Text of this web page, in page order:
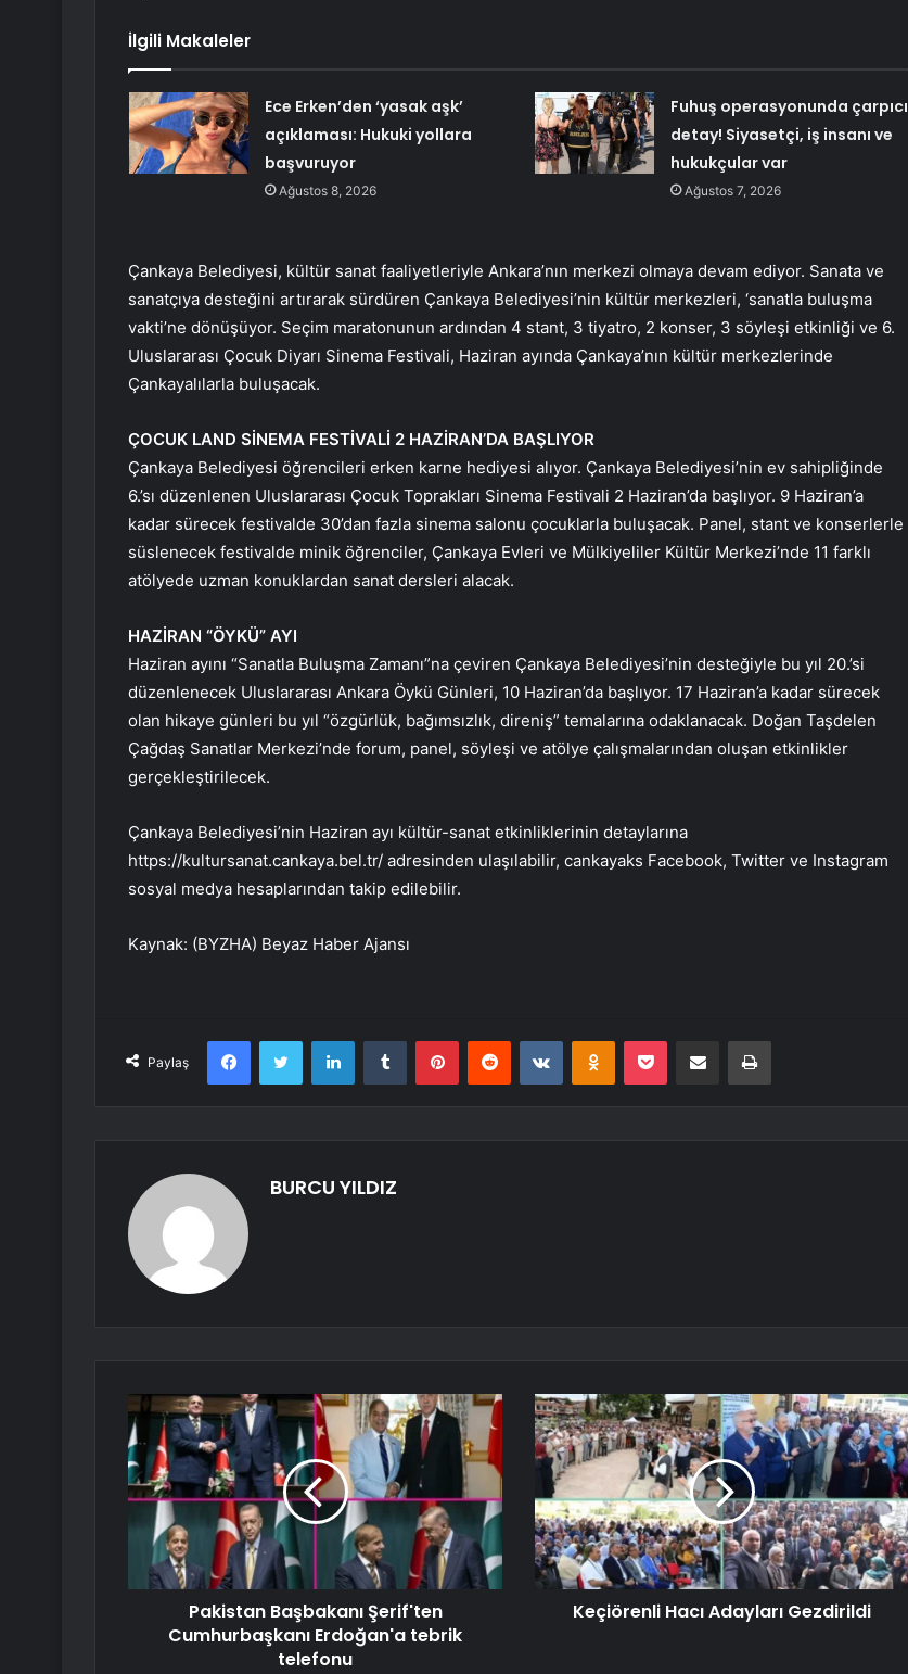
İlgili Makaleler
Ece Erken’den ‘yasak aşk’
açıklaması: Hukuki yollara
başvuruyor
Ağustos 8, 2026
Fuhuş operasyonunda çarpıcı
detay! Siyasetçi, iş insanı ve
hukukçular var
Ağustos 7, 2026
Çankaya Belediyesi, kültür sanat faaliyetleriyle Ankara’nın merkezi olmaya devam ediyor. Sanata ve
sanatçıya desteğini artırarak sürdüren Çankaya Belediyesi’nin kültür merkezleri, ‘sanatla buluşma
vakti’ne dönüşüyor. Seçim maratonunun ardından 4 stant, 3 tiyatro, 2 konser, 3 söyleşi etkinliği ve 6.
Uluslararası Çocuk Diyarı Sinema Festivali, Haziran ayında Çankaya’nın kültür merkezlerinde
Çankayalılarla buluşacak.
ÇOCUK LAND SİNEMA FESTİVALİ 2 HAZİRAN’DA BAŞLIYOR
Çankaya Belediyesi öğrencileri erken karne hediyesi alıyor. Çankaya Belediyesi’nin ev sahipliğinde
6.’sı düzenlenen Uluslararası Çocuk Toprakları Sinema Festivali 2 Haziran’da başlıyor. 9 Haziran’a
kadar sürecek festivalde 30’dan fazla sinema salonu çocuklarla buluşacak. Panel, stant ve konserlerle
süslenecek festivalde minik öğrenciler, Çankaya Evleri ve Mülkiyeliler Kültür Merkezi’nde 11 farklı
atölyede uzman konuklardan sanat dersleri alacak.
HAZİRAN “ÖYKÜ” AYI
Haziran ayını “Sanatla Buluşma Zamanı”na çeviren Çankaya Belediyesi’nin desteğiyle bu yıl 20.’si
düzenlenecek Uluslararası Ankara Öykü Günleri, 10 Haziran’da başlıyor. 17 Haziran’a kadar sürecek
olan hikaye günleri bu yıl “özgürlük, bağımsızlık, direniş” temalarına odaklanacak. Doğan Taşdelen
Çağdaş Sanatlar Merkezi’nde forum, panel, söyleşi ve atölye çalışmalarından oluşan etkinlikler
gerçekleştirilecek.
Çankaya Belediyesi’nin Haziran ayı kültür-sanat etkinliklerinin detaylarına
https://kultursanat.cankaya.bel.tr/ adresinden ulaşılabilir, cankayaks Facebook, Twitter ve Instagram
sosyal medya hesaplarından takip edilebilir.
Kaynak: (BYZHA) Beyaz Haber Ajansı
Paylaş
FacebookTwitter LinkedInTumblr PinterestReddit VKontakteOdnoklassniki
Pocket E-Posta ile paylaş Yazdır
BURCU YILDIZ
Pakistan Başbakanı Şerif'ten
Cumhurbaşkanı Erdoğan'a tebrik
telefonu
Keçiörenli Hacı Adayları Gezdirildi